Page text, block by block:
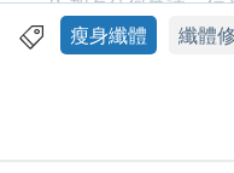
~200億超強植物性美
Health.ESDlife保
瘦身纖體 纖體